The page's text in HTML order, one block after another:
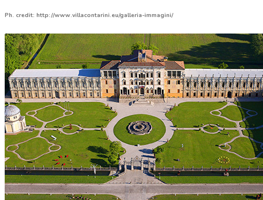
Ph. credit: http://www.villacontarini.eu/galleria-immagini/